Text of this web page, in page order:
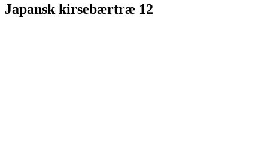
Japansk kirsebærtræ 12